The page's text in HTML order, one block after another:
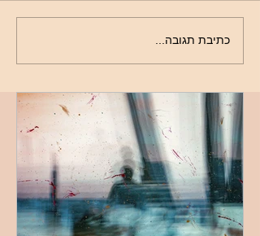
החומר האפל של
כתיבת תגובה...